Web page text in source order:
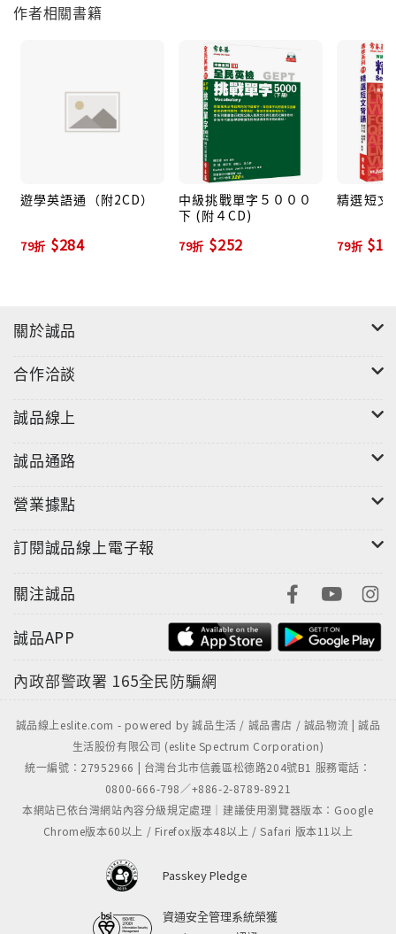
作者相關書籍
遊學英語通（附2CD）
79折 $284
中級挑戰單字５０００
下 (附４CD)
79折 $252
精選短文
79折
關於誠品
合作洽談
誠品線上
誠品通路
營業據點
訂閱誠品線上電子報
關注誠品
誠品APP
內政部警政署 165全民防騙網
誠品線上eslite.com - powered by 誠品生活 / 誠品書店 / 誠品物流 | 誠品
生活股份有限公司 (eslite Spectrum Corporation)
統一編號：27952966 | 台灣台北市信義區松德路204號B1 服務電話：
0800-666-798／+886-2-8789-8921
本網站已依台灣網站內容分級規定處理｜建議使用瀏覽器版本：Google
Chrome版本60以上 / Firefox版本48以上 / Safari 版本11以上
Passkey Pledge
資通安全管理系統榮獲